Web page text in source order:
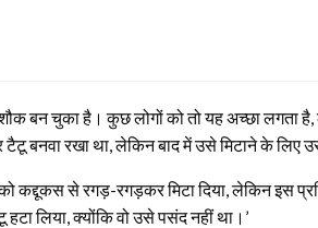
बन चुका है। कुछ लोगों को तो यह अच्छा लगता
बनवा रखा था, लेकिन बाद में उसे मिटाने के लिए
से रगड़-रगड़कर मिटा दिया, लेकिन इस
लिया, क्योंकि वो उसे पसंद नहीं था।’